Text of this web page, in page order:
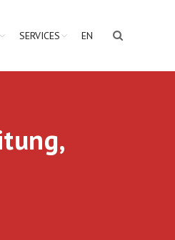
SERVICES EN